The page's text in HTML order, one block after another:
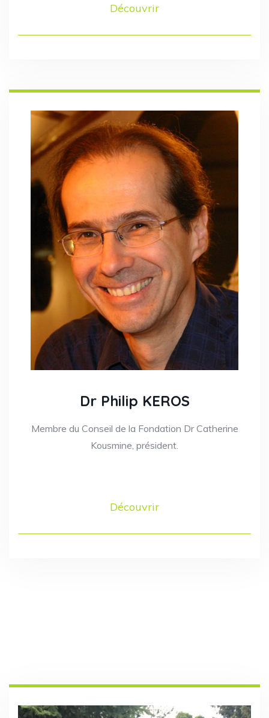
Découvrir
Dr Philip KEROS
Membre du Conseil de la Fondation Dr Catherine
Kousmine, président.
Découvrir